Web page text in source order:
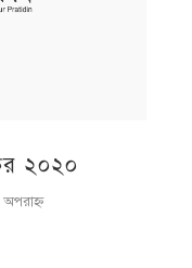
২০২০